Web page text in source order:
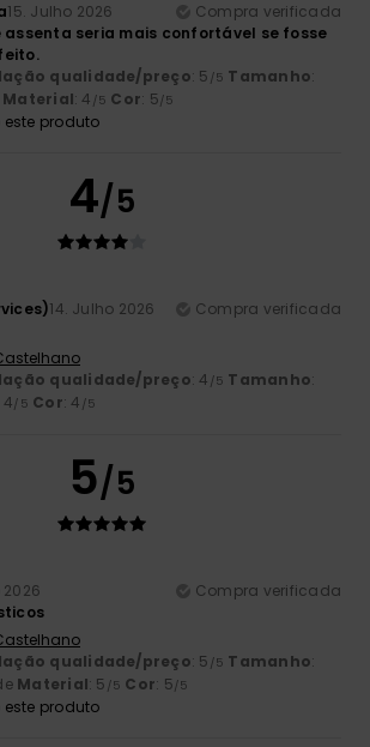
15. Julho 2026
Compra verificada
assenta seria mais confortável se fosse
qualidade/preço: 5 /5 Tamanho:
Material: 4 /5 Cor: 5/5
este produto
4/5
14. Julho 2026
Compra verificada
qualidade/preço: 4 /5 Tamanho:
4/5 Cor: 4 /5
5/5
2026
Compra verificada
qualidade/preço: 5 /5 Tamanho:
Material: 5 /5 Cor: 5/5
este produto